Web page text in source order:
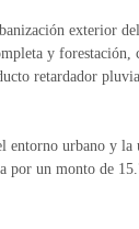
exterior
y forestación,
retardador
entorno urbano y la
por un monto de